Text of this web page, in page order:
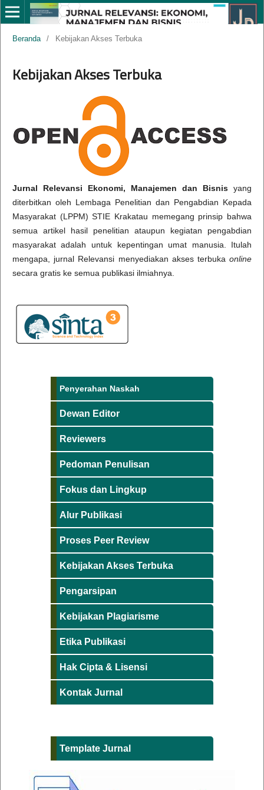
Beranda / Kebijakan Akses Terbuka
Kebijakan Akses Terbuka
Jurnal Relevansi Ekonomi, Manajemen dan Bisnis yang
diterbitkan oleh Lembaga Penelitian dan Pengabdian Kepada
Masyarakat (LPPM) STIE Krakatau memegang prinsip bahwa
semua artikel hasil penelitian ataupun kegiatan pengabdian
masyarakat adalah untuk kepentingan umat manusia. Itulah
mengapa, jurnal Relevansi menyediakan akses terbukaonline
secara gratis ke semua publikasi ilmiahnya.
Penyerahan Naskah
Dewan Editor
Reviewers
Pedoman Penulisan
Fokus dan Lingkup
Alur Publikasi
Proses Peer Review
Kebijakan Akses Terbuka
Pengarsipan
Kebijakan Plagiarisme
Etika Publikasi
Hak Cipta & Lisensi
Kontak Jurnal
Template Jurnal